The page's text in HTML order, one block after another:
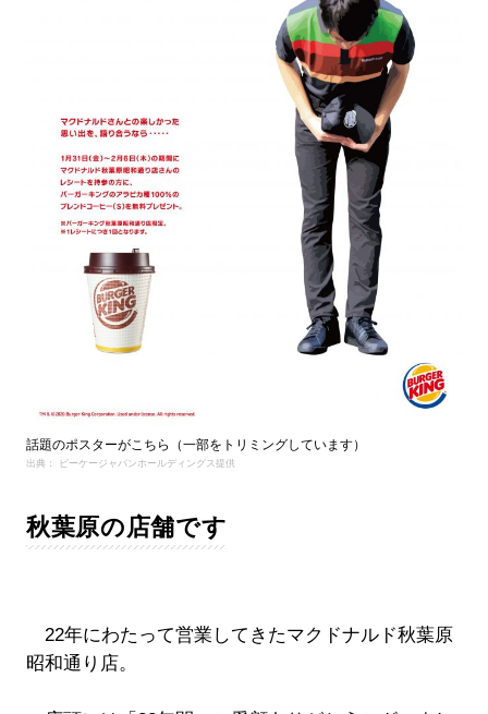
話題のポスターがこちら（一部をトリミングしています）
出典： ビーケージャパンホールディングス提供
秋葉原の店舗です
22年にわたって営業してきたマクドナルド秋葉原
昭和通り店。